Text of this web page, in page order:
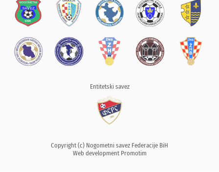
Entitetski savez
Copyright (c) Nogometni savez Federacije BiH
Web development Promotim